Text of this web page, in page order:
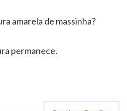
amarela de massinha?
permanece.